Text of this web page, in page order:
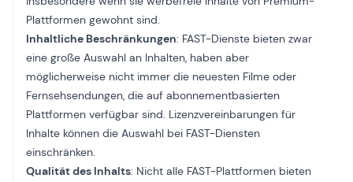
Plattformen gewohnt sind.
Inhaltliche Beschränkungen: FAST-Dienste bieten zwar
eine große Auswahl an Inhalten, haben aber
möglicherweise nicht immer die neuesten Filme oder
Fernsehsendungen, die auf abonnementbasierten
Plattformen verfügbar sind. Lizenzvereinbarungen für
Inhalte können die Auswahl bei FAST-Diensten
einschränken.
Qualität des Inhalts: Nicht alle FAST-Plattformen bieten